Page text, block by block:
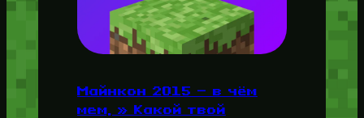
Майнкон 2015 — в чём
мем, » Какой твой